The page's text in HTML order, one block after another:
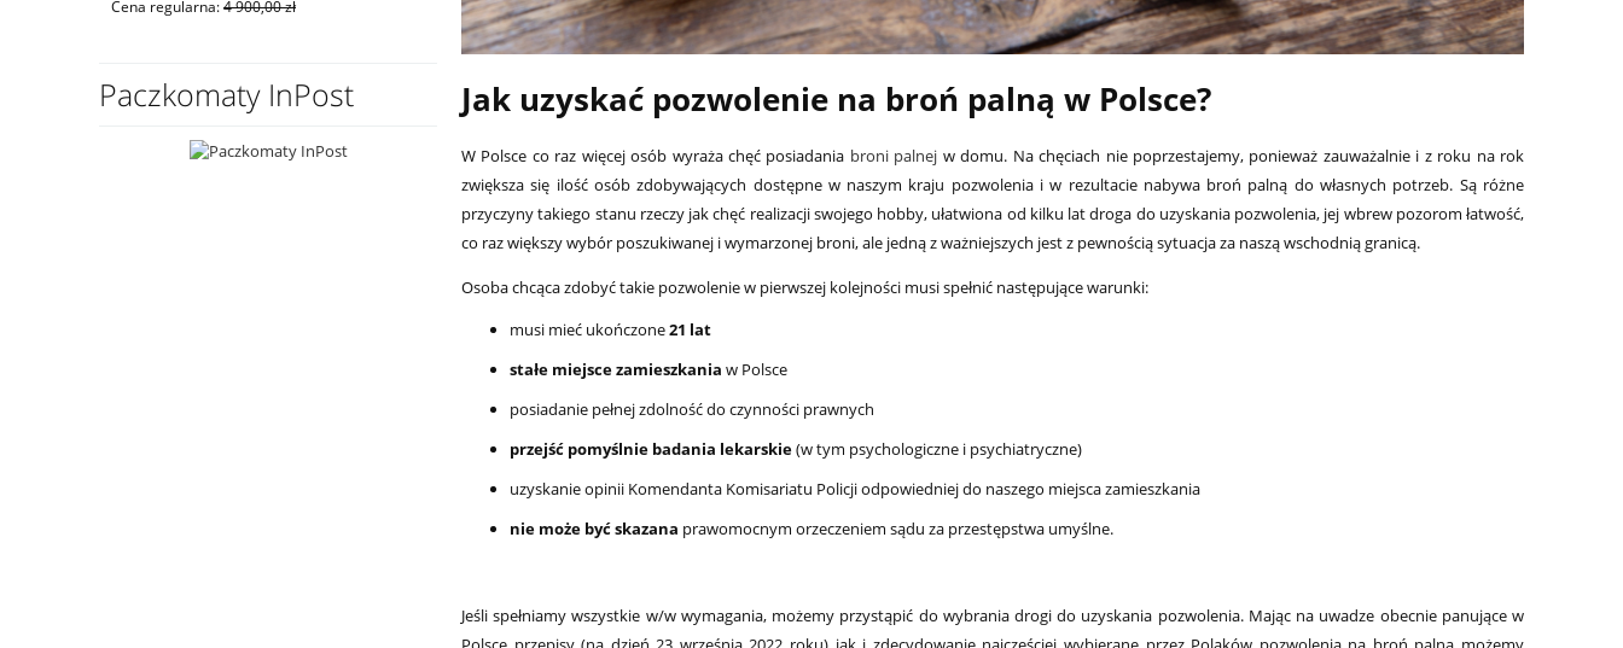
Cena regularna:4 900,00 zł Cena regularna:4 499,00 zł Cena regularna:2 599,00 zł Cena regularna:2 099,00 zł Cena regularna:
Paczkomaty InPost Jak uzyskać pozwolenie na broń palną w Polsce?
W Polsce co raz więcej osób wyraża chęć posiadania broni palnej w domu. Na chęciach nie poprzestajemy, ponieważ zauważalnie i z roku na rok
zwiększa się ilość osób zdobywających dostępne w naszym kraju pozwolenia i w rezultacie nabywa broń palną do własnych potrzeb. Są różne
przyczyny takiego stanu rzeczy jak chęć realizacji swojego hobby, ułatwiona od kilku lat droga do uzyskania pozwolenia, jej wbrew pozorom łatwość,
co raz większy wybór poszukiwanej i wymarzonej broni, ale jedną z ważniejszych jest z pewnością sytuacja za naszą wschodnią granicą.
Osoba chcąca zdobyć takie pozwolenie w pierwszej kolejności musi spełnić następujące warunki:
musi mieć ukończone21 lat
stałe miejsce zamieszkania w Polsce
posiadanie pełnej zdolność do czynności prawnych
przejść pomyślnie badania lekarskie(w tym psychologiczne i psychiatryczne)
uzyskanie opinii Komendanta Komisariatu Policji odpowiedniej do naszego miejsca zamieszkania
nie może być skazana prawomocnym orzeczeniem sądu za przestępstwa umyślne.
Jeśli spełniamy wszystkie w/w wymagania, możemy przystąpić do wybrania drogi do uzyskania pozwolenia. Mając na uwadze obecnie panujące w